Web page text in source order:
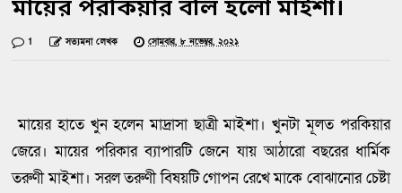
মায়ের পরকিয়ার বলি হলো মাইশা‌।
1 সত্যমনা লেখক সোমবার, ৮ নভেম্বর, ২০২১
মায়ের হাতে খুন হলেন মাদ্রাসা ছাত্রী মাইশা। খুনটা মূলত পরকিয়ার
জেরে। মায়ের পরিকার ব্যাপারটি জেনে যায় আঠারো বছরের ধার্মিক
তরুণী মাইশা। সরল তরুণী বিষয়টি গোপন রেখে মাকে বোঝানোর চেষ্টা